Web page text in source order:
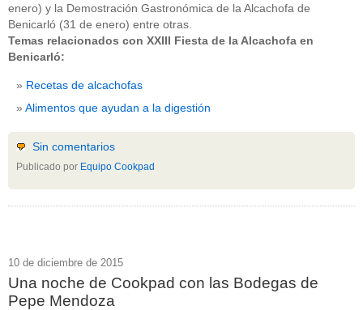
enero) y la Demostración Gastronómica de la Alcachofa de
Benicarló (31 de enero) entre otras.
Temas relacionados con XXIII Fiesta de la Alcachofa en
Benicarló:
Recetas de alcachofas
Alimentos que ayudan a la digestión
Sin comentarios
Publicado por Equipo Cookpad
10 de diciembre de 2015
Una noche de Cookpad con las Bodegas de
Pepe Mendoza